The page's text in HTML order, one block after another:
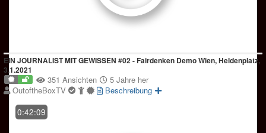
EIN JOURNALIST MIT GEWISSEN #02 - Fairdenken Demo Wien, Heldenplatz,
3.1.2021
351 Ansichten
5 Jahre her
OutoftheBoxTV
Beschreibung
0:42:09